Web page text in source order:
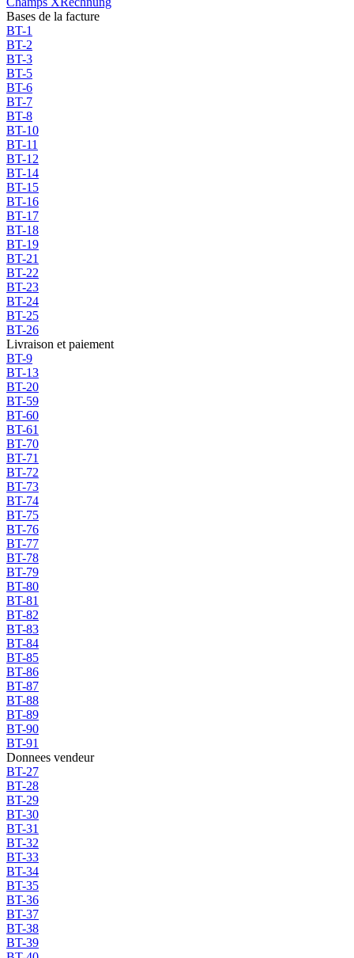
Bases de la facture
BT-1
BT-2
BT-3
BT-5
BT-6
BT-7
BT-8
BT-10
BT-11
BT-12
BT-14
BT-15
BT-16
BT-17
BT-18
BT-19
BT-21
BT-22
BT-23
BT-24
BT-25
BT-26
Livraison et paiement
BT-9
BT-13
BT-20
BT-59
BT-60
BT-61
BT-70
BT-71
BT-72
BT-73
BT-74
BT-75
BT-76
BT-77
BT-78
BT-79
BT-80
BT-81
BT-82
BT-83
BT-84
BT-85
BT-86
BT-87
BT-88
BT-89
BT-90
BT-91
Donnees vendeur
BT-27
BT-28
BT-29
BT-30
BT-31
BT-32
BT-33
BT-34
BT-35
BT-36
BT-37
BT-38
BT-39